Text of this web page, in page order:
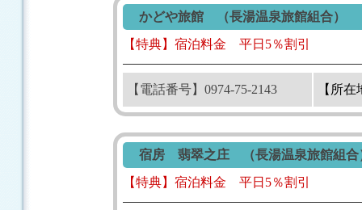
かどや旅館 （長湯温泉旅館組合）
【特典】宿泊料金 平日5％割引
【電話番号】0974-75-2143 【所在
宿房 翡翠之庄 （長湯温泉旅館組合
【特典】宿泊料金 平日5％割引